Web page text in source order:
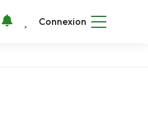
Connexion